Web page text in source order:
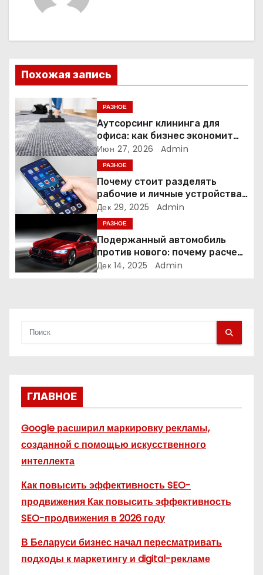
ц
и
я
п
о
з
п
и
Похожая запись
РАЗНОЕ
Аутсорсинг клининга для
офиса: как бизнес экономит
время и деньги на уборке
Июн 27, 2026 Admin
РАЗНОЕ
Почему стоит разделять
рабочие и личные устройства
— и чем опасно всё смешивать
Дек 29, 2025 Admin
РАЗНОЕ
Подержанный автомобиль
против нового: почему расчет
часто подводит
Дек 14, 2025 Admin
ГЛАВНОЕ
Google расширил маркировку рекламы,
созданной с помощью искусственного
интеллекта
Как повысить эффективность SEO-
продвижения Как повысить эффективность
SEO-продвижения в 2026 году
В Беларуси бизнес начал пересматривать
подходы к маркетингу и digital-рекламе